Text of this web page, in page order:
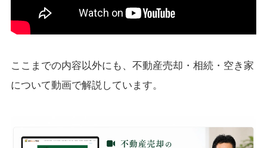
ここまでの内容以外にも、不動産売却・相続・空き家
について動画で解説しています。